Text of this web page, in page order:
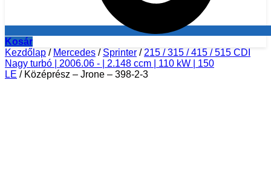
Kosár
Kezdőlap / Mercedes / Sprinter / 215 / 315 / 415 / 515 CDI
Nagy turbó | 2006.06 - | 2.148 ccm | 110 kW | 150
LE / Középrész – Jrone – 398-2-3